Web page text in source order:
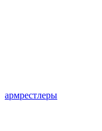
армрестлеры